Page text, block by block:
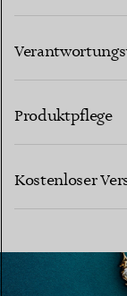
Produktpflege
Kostenloser